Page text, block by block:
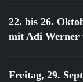
22. bis 26.
mit Adi Werner
Freitag, 29.